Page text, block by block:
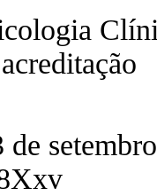
de setembro